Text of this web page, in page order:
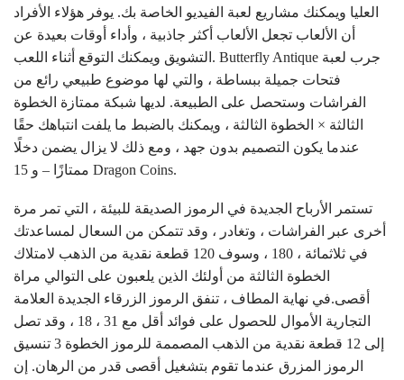
العليا ويمكنك مشاريع لعبة الفيديو الخاصة بك. يوفر هؤلاء الأفراد
أن الألعاب تجعل الألعاب أكثر جاذبية ، وأداء أوقات بعيدة عن
التشويق ويمكنك التوقع أثناء اللعب. Butterfly Antique جرب لعبة
فتحات جميلة ببساطة ، والتي لها موضوع طبيعي رائع من
الفراشات وستحصل على الطبيعة. لديها شبكة ممتازة الخطوة
الثالثة × الخطوة الثالثة ، ويمكنك بالضبط ما يلفت انتباهك حقًا
عندما يكون التصميم بدون جهد ، ومع ذلك لا يزال يضمن دخلًا
ممتازًا – و 15 Dragon Coins.
تستمر الأرباح الجديدة في الرموز الصديقة للبيئة ، التي تمر مرة
أخرى عبر الفراشات ، وتغادر ، وقد تتمكن من السعال لمساعدتك
في ثلاثمائة ، 180 ، وسوف 120 قطعة نقدية من الذهب لامتلاك
الخطوة الثالثة من أولئك الذين يلعبون على التوالي مراة
أقصى.في نهاية المطاف ، تنفق الرموز الزرقاء الجديدة العلامة
التجارية الأموال للحصول على فوائد أقل مع 31 ، 18 ، وقد تصل
إلى 12 قطعة نقدية من الذهب المصممة للرموز الخطوة 3 تنسيق
الرموز المزرق عندما تقوم بتشغيل أقصى قدر من الرهان. إن